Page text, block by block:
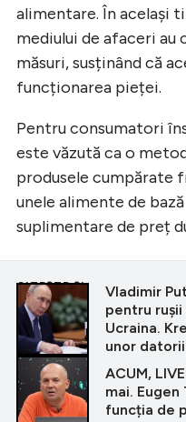
alimentare. În același
mediului de afaceri
măsuri, susținând că
funcționarea pieței.
Pentru consumatori
este văzută ca o
produsele cumpărate
unele alimente de
suplimentare de preț
CITEȘTE ȘI
Vladimir
pentru
Ucraina.
unor
ACUM,
mai.
funcția de